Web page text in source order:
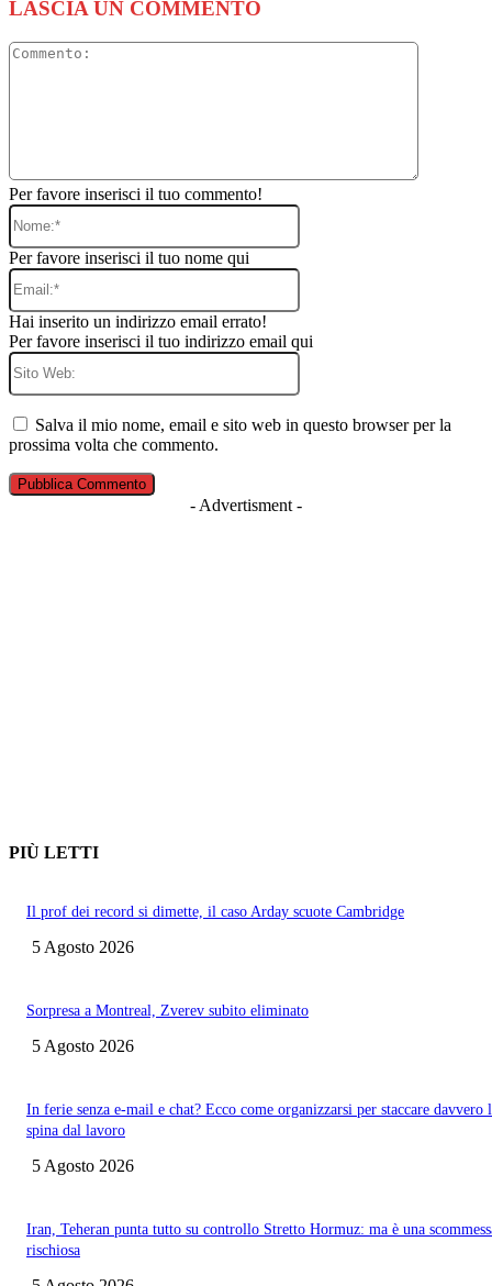
LASCIA UN COMMENTO
Per favore inserisci il tuo commento!
Nome:*
Per favore inserisci il tuo nome qui
Email:*
Hai inserito un indirizzo email errato!
Per favore inserisci il tuo indirizzo email qui
Sito
Salva il mio nome, email e sito web in questo browser per la
prossima volta che commento.
- Advertisment -
PIÙ LETTI
Il prof dei record si dimette, il caso Arday scuote Cambridge
5 Agosto 2026
Sorpresa a Montreal, Zverev subito eliminato
5 Agosto 2026
In ferie senza e-mail e chat? Ecco come organizzarsi per staccare davvero
spina dal lavoro
5 Agosto 2026
Iran, Teheran punta tutto su controllo Stretto Hormuz: ma è una
rischiosa